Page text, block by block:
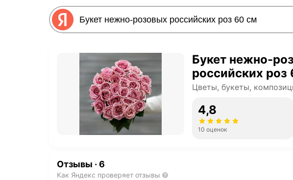
Букет нежно-
российских роз
Цветы, букеты,
4,8
10 оценок
Отзывы · 6
Как Яндекс проверяет отзывы